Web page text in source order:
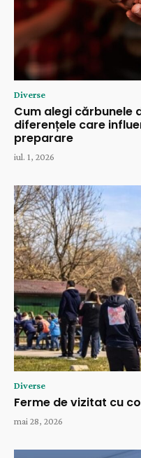
Diverse
Cum alegi cărbunele
diferențele care
preparare
iul. 1, 2026
Diverse
Ferme de vizitat cu
mai 28, 2026